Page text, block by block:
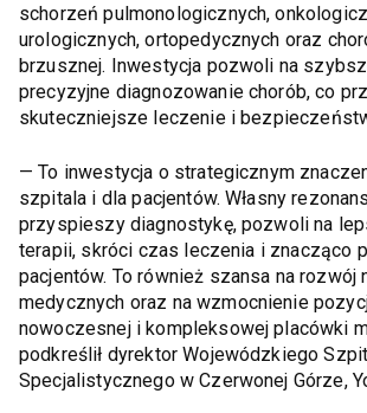
schorzeń pulmonologicznych,
urologicznych, ortopedycznych oraz
brzusznej. Inwestycja pozwoli na
precyzyjne diagnozowanie chorób, co
skuteczniejsze leczenie i
— To inwestycja o strategicznym
szpitala i dla pacjentów. Własny
przyspieszy diagnostykę, pozwoli na
terapii, skróci czas leczenia i znacząco
pacjentów. To również szansa na rozwój
medycznych oraz na wzmocnienie
nowoczesnej i kompleksowej placówki
podkreślił dyrektor Wojewódzkiego
Specjalistycznego w Czerwonej Górze,